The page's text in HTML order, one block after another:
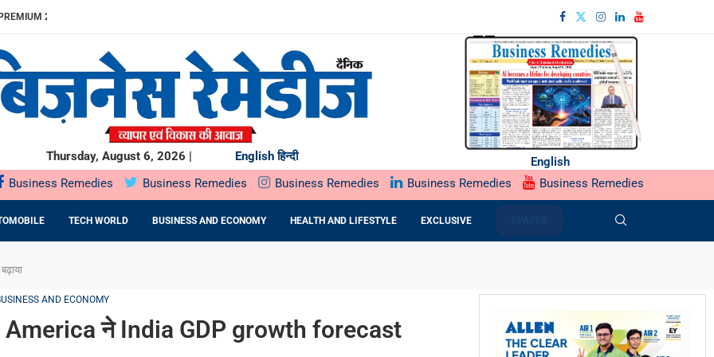
23% बढ़ा
MARGIN...
खुलेगा, 10...
में SOIL HEALTH...
के दौरान...
देगा...
Thursday, August 6, 2026 | English हिन्दी
English
Business Remedies Business Remedies Business Remedies Business Remedies Business Remedies
TECH WORLD BUSINESS AND ECONOMY HEALTH AND LIFESTYLE EXCLUSIVE
AND ECONOMY
America ने India GDP growth forecast